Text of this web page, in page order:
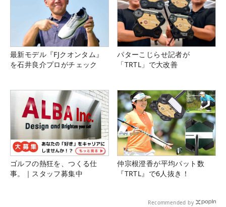
最新モデル『FJクオンタム』
を石井良介プロがチェック
パターこじらせ記者が
「TRTL」で大改善
ゴルフの熱狂を、つくる仕
事。｜スタッフ募集中
仲宗根澄香が平均パット数
『TRTL』で6人抜き！
Recommended by